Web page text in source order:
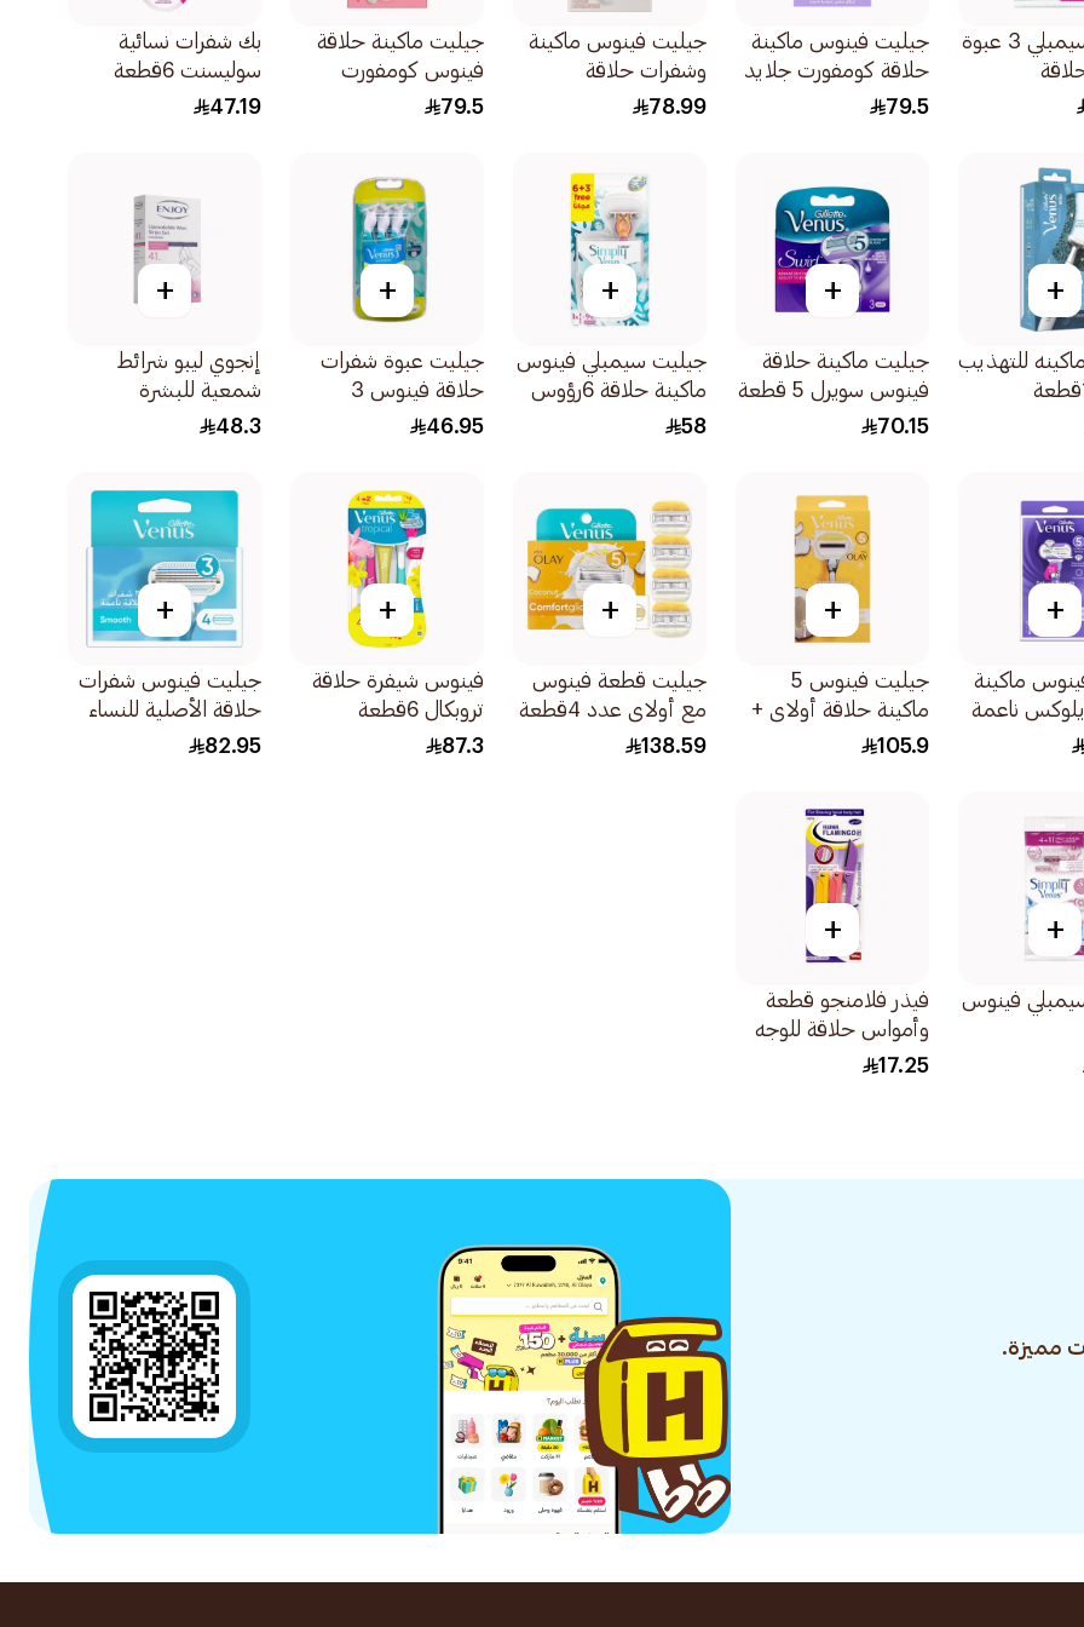
جيليت سيمبلي 3 عبوة
مرة واحدة
جيليت فينوس ماكينة
حلاقة كومفورت جلايد
بريز للنساء 1قطعة
79.5
جيليت فينوس ماكينة
وشفرات حلاقة
للمنطقة الحميمة
78.99
جيليت ماكينة حلاقة
فينوس كومفورت
79.5
بك شفرات نسائية
سوليسنت 6قطعة
47.19
+
للتهذيب
+
جيليت ماكينة حلاقة
فينوس سويرل 5 قطعة
1قطعة
70.15
+
جيليت سيمبلي فينوس
ماكينة حلاقة 6رؤوس
قابلة لإعادة التعبئة
58
+
جيليت عبوة شفرات
حلاقة فينوس 3
46.95
+
إنجوي ليبو شرائط
شمعية للبشرة
الحساسة 41قطعة
48.3
+
ماكينة
ناعمة
1قطعة
+
جيليت فينوس 5
ماكينة حلاقة أولاي +
2 غيار 1قطعة
105.9
+
جيليت قطعة فينوس
مع أولاي عدد 4قطعة
138.59
+
فينوس شيفرة حلاقة
تروبكال 6قطعة
87.3
+
جيليت فينوس شفرات
حلاقة الأصلية للنساء
4قطعة
82.95
+
فينوس
+
فيذر فلامنجو قطعة
وأمواس حلاقة للوجه
والجسم الرقيقة 1قطعة
17.25
مميزة.